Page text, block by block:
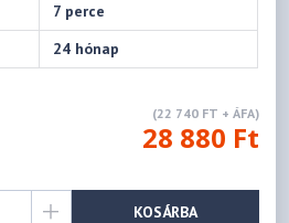
7 perce
24 hónap
(22 740 FT + ÁFA)
28 880 Ft
KOSÁRBA